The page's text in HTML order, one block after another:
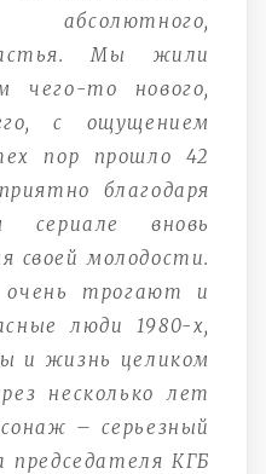
Мы жили
чего-то нового,
с ощущением
пор прошло 42
благодаря
вновь
своей молодости.
очень трогают и
люди 1980-х,
и жизнь целиком
несколько лет
– серьезный
председателя КГБ